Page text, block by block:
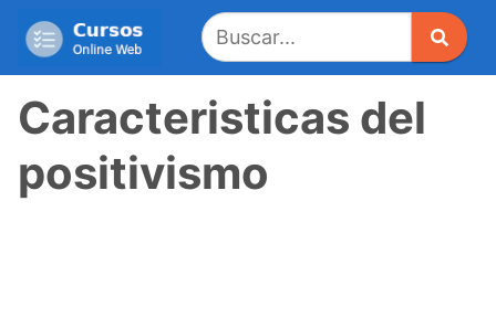
Caracteristicas del
positivismo